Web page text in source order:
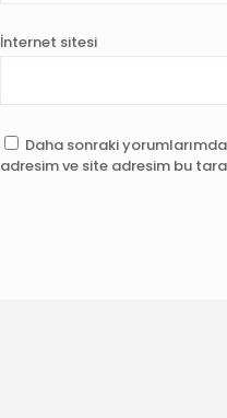
İnternet sitesi
Daha sonraki
adresim ve site adresim bu